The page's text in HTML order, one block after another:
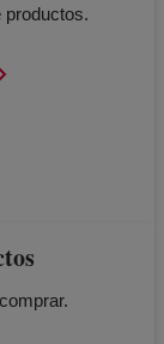
productos.